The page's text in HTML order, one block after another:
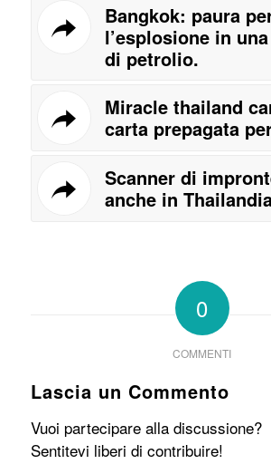
Bangkok: paura
l’esplosione in
di petrolio.
Miracle thailand
carta prepagata
Scanner di
anche in Thailandia
0
COMMENTI
Lascia un Commento
Vuoi partecipare alla discussione?
Sentitevi liberi di contribuire!